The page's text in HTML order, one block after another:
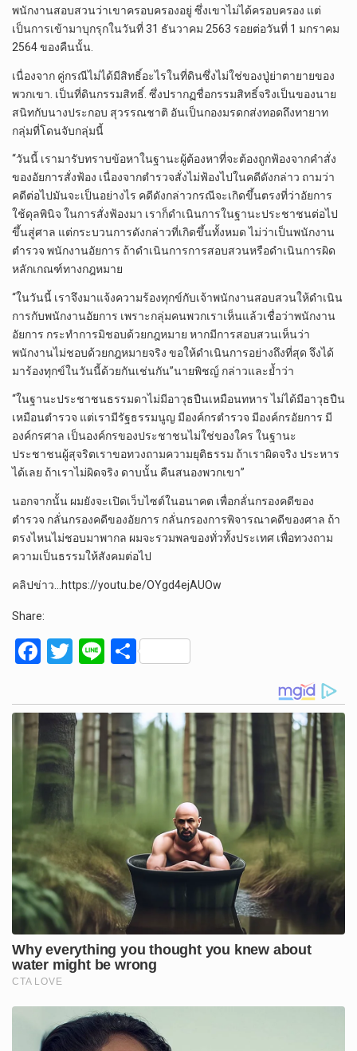
พนักงานสอบสวนว่าเขาครอบครองอยู่ ซึ่งเขาไม่ได้ครอบครอง แต่
เป็นการเข้ามาบุกรุกในวันที่ 31 ธันวาคม 2563 รอยต่อวันที่ 1 มกราคม
2564 ของคืนนั้น.
เนื่องจาก คู่กรณีไม่ได้มีสิทธิ์อะไรในที่ดินซึ่งไม่ใช่ของปู่ย่าตายายของ
พวกเขา. เป็นที่ดินกรรมสิทธิ์. ซึ่งปรากฏชื่อกรรมสิทธิ์จริงเป็นของนาย
สนิทกับนางประกอบ สุวรรณชาติ อันเป็นกองมรดกส่งทอดถึงทายาท
กลุ่มที่โดนจับกลุ่มนี้
“วันนี้ เรามารับทราบข้อหาในฐานะผู้ต้องหาที่จะต้องถูกฟ้องจากคําสั่ง
ของอัยการสั่งฟ้อง เนื่องจากตํารวจสั่งไม่ฟ้องไปในคดีดังกล่าว ถามว่า
คดีต่อไปมันจะเป็นอย่างไร คดีดังกล่าวกรณีจะเกิดขึ้นตรงที่ว่าอัยการ
ใช้ดุลพินิจ ในการสั่งฟ้องมา เราก็ดําเนินการในฐานะประชาชนต่อไป
ขึ้นสู่ศาล แต่กระบวนการดังกล่าวที่เกิดขึ้นทั้งหมด ไม่ว่าเป็นพนักงาน
ตํารวจ พนักงานอัยการ ถ้าดําเนินการการสอบสวนหรือดําเนินการผิด
หลักเกณฑ์ทางกฎหมาย
“ในวันนี้ เราจึงมาแจ้งความร้องทุกข์กับเจ้าพนักงานสอบสวนให้ดําเนิน
การกับพนักงานอัยการ เพราะกลุ่มคนพวกเราเห็นแล้วเชื่อว่าพนักงาน
อัยการ กระทําการมิชอบด้วยกฎหมาย หากมีการสอบสวนเห็นว่า
พนักงานไม่ชอบด้วยกฎหมายจริง ขอให้ดําเนินการอย่างถึงที่สุด จึงได้
มาร้องทุกข์ในวันนี้ด้วยกันเช่นกัน”นายพิชญ์ กล่าวและย้ำว่า
“ในฐานะประชาชนธรรมดาไม่มีอาวุธปืนเหมือนทหาร ไม่ได้มีอาวุธปืน
เหมือนตํารวจ แต่เรามีรัฐธรรมนูญ มีองค์กรตํารวจ มีองค์กรอัยการ มี
องค์กรศาล เป็นองค์กรของประชาชนไม่ใช่ของใคร ในฐานะ
ประชาชนผู้สุจริตเราขอทวงถามความยุติธรรม ถ้าเราผิดจริง ประหาร
ได้เลย ถ้าเราไม่ผิดจริง ดาบนั้น คืนสนองพวกเขา”
นอกจากนั้น ผมยังจะเปิดเว็บไซต์ในอนาคต เพื่อกลั่นกรองคดีของ
ตํารวจ กลั่นกรองคดีของอัยการ กลั่นกรองการพิจารณาคดีของศาล ถ้า
ตรงไหนไม่ชอบมาพากล ผมจะรวมพลของทั่วทั้งประเทศ เพื่อทวงถาม
ความเป็นธรรมให้สังคมต่อไป
คลิปข่าว…https://youtu.be/OYgd4ejAUOw
Share:
F
ce
o
o
k
T
tt
er
Li
e
S
ar
e